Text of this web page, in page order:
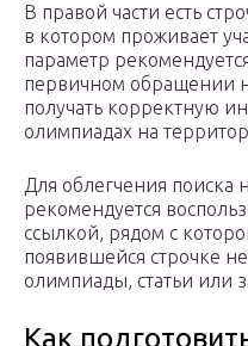
В правой части есть
в котором проживает
параметр
первичном обращении
получать корректную
олимпиадах на
Для облегчения
рекомендуется
ссылкой, рядом с
появившейся строчке
олимпиады, статьи или
Как